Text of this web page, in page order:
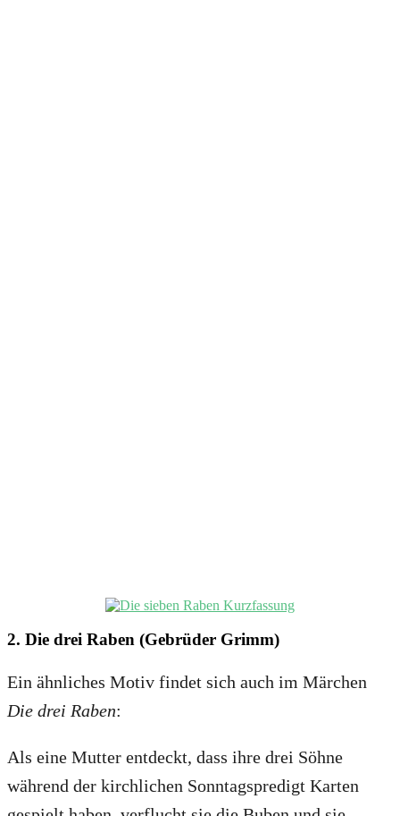
2. Die drei Raben (Gebrüder Grimm)
Ein ähnliches Motiv findet sich auch im Märchen
Die drei Raben:
Als eine Mutter entdeckt, dass ihre drei Söhne
während der kirchlichen Sonntagspredigt Karten